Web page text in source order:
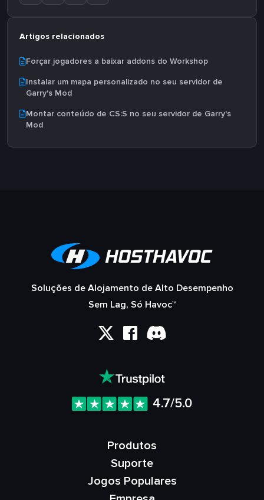
Artigos relacionados
Forçar jogadores a baixar addons do Workshop
Instalar um mapa personalizado no seu servidor de
Garry's Mod
Montar conteúdo de CS:S no seu servidor de Garry's
Mod
Soluções de Alojamento de Alto Desempenho
Sem Lag, Só Havoc™
4.7/5.0
Produtos
Suporte
Jogos Populares